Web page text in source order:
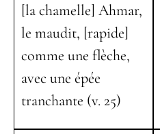
[la chamelle] Ahmar,
le maudit, [rapide]
comme une flèche,
avec une épée
tranchante (v. 25)